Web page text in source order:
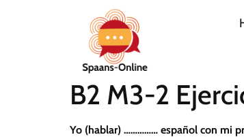
B2 M3-2
Yo (hablar) …………… español con mi